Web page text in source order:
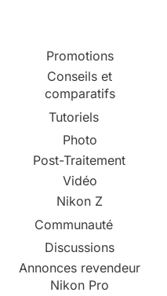
Promotions
Conseils et
comparatifs
Tutoriels
Photo
Post-Traitement
Vidéo
Nikon Z
Communauté
Discussions
Annonces revendeur
Nikon Pro